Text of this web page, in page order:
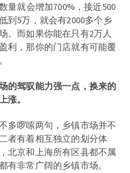
量就会增加700%，接近500
到5万，就会有2000多个乡
。而如果你能在只有2万人
利，那你的门店就有可能覆
的驾驭能力强一点，换来的
涨。
多啰嗦两句，乡镇市场并不
者有着相互独立的划分体
北京和上海所有区县都不属
有非常广阔的乡镇市场。